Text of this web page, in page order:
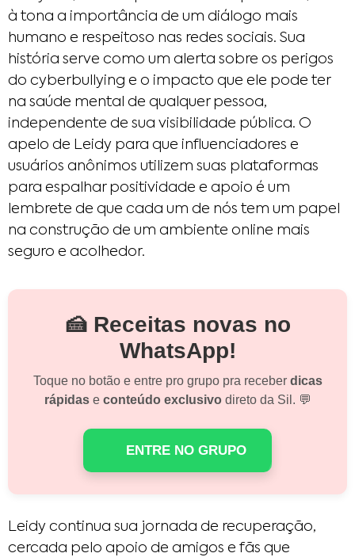
à tona a importância de um diálogo mais
humano e respeitoso nas redes sociais. Sua
história serve como um alerta sobre os perigos
do cyberbullying e o impacto que ele pode ter
na saúde mental de qualquer pessoa,
independente de sua visibilidade pública. O
apelo de Leidy para que influenciadores e
usuários anônimos utilizem suas plataformas
para espalhar positividade e apoio é um
lembrete de que cada um de nós tem um papel
na construção de um ambiente online mais
seguro e acolhedor.
🍰 Receitas novas no
WhatsApp!
Toque no botão e entre pro grupo pra receber dicas
rápidase conteúdo exclusivodireto da Sil. 💬
ENTRE NO GRUPO
Leidy continua sua jornada de recuperação,
cercada pelo apoio de amigos e fãs que